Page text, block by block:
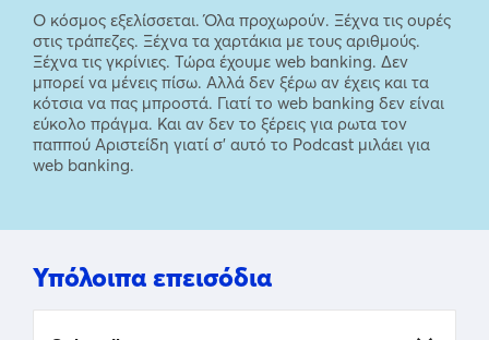
Ο κόσμος εξελίσσεται. Όλα προχωρούν. Ξέχνα τις ουρές
στις τράπεζες. Ξέχνα τα χαρτάκια με τους αριθμούς.
Ξέχνα τις γκρίνιες. Τώρα έχουμε web banking. Δεν
μπορεί να μένεις πίσω. Αλλά δεν ξέρω αν έχεις και τα
κότσια να πας μπροστά. Γιατί το web banking δεν είναι
εύκολο πράγμα. Και αν δεν το ξέρεις για ρωτα τον
παππού Αριστείδη γιατί σ’ αυτό το Podcast μιλάει για
web banking.
Υπόλοιπα επεισόδια